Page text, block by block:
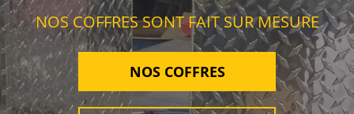
NOS COFFRES SONT FAIT SUR MESURE
NOS COFFRES